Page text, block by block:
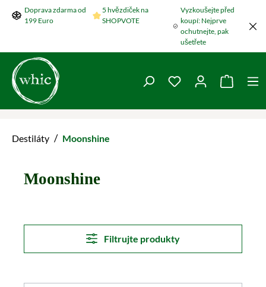
Přeskočit na hlavní obsah
Doprava zdarma od
199 Euro
5 hvězdiček na
SHOPVOTE
Vyzkoušejte před
koupí: Nejprve
ochutnejte, pak
ušetřete
Máte 0 položky v
Destiláty / Moonshine
Moonshine
Filtrujte produkty